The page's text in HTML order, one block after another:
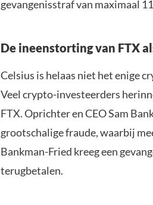
gevangenisstraf van maximaal
De ineenstorting van FTX
Celsius is helaas niet het enige
Veel crypto-investeerders
FTX. Oprichter en CEO Sam
grootschalige fraude, waarbij
Bankman-Fried kreeg een
terugbetalen.